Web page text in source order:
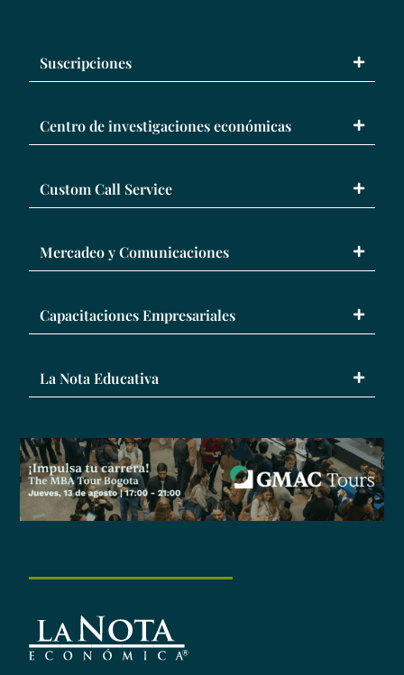
Suscripciones
Centro de investigaciones económicas
Custom Call Service
Mercadeo y Comunicaciones
Capacitaciones Empresariales
La Nota Educativa